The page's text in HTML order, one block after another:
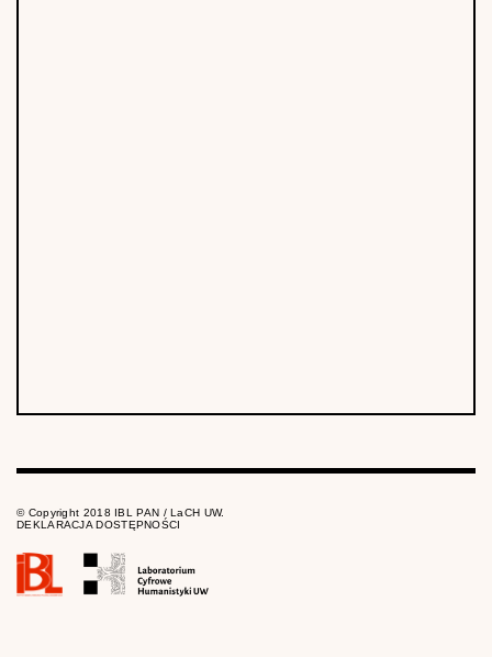
© Copyright 2018 IBL PAN / LaCH UW.
DEKLARACJA DOSTĘPNOŚCI